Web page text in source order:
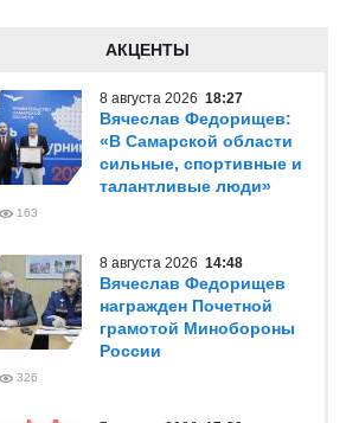
АКЦЕНТЫ
8 августа 2026 18:27
Вячеслав Федорищев:
«В Самарской области
сильные, спортивные и
талантливые люди»
163
8 августа 2026 14:48
Вячеслав Федорищев
награжден Почетной
грамотой Минобороны
России
326